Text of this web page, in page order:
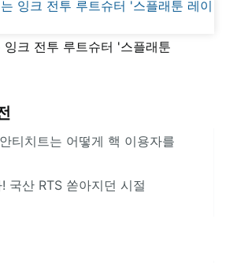
크 전투 루트슈터 '스플래툰
티치트는 어떻게 핵 이용자를
국산 RTS 쏟아지던 시절